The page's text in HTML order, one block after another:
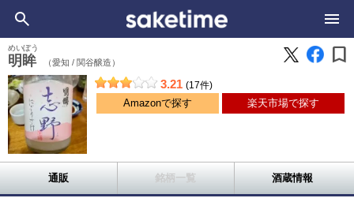
明眸
めいぼう
（愛知 /関谷醸造） bookmark
3.21 (17件)
Amazonで探す
楽天市場で探す
通販 銘柄一覧 酒蔵情報